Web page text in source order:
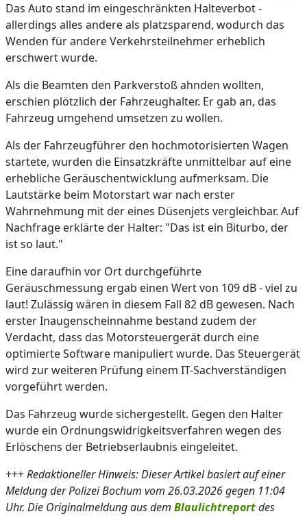
Das Auto stand im eingeschränkten Halteverbot -
allerdings alles andere als platzsparend, wodurch das
Wenden für andere Verkehrsteilnehmer erheblich
erschwert wurde.
Als die Beamten den Parkverstoß ahnden wollten,
erschien plötzlich der Fahrzeughalter. Er gab an, das
Fahrzeug umgehend umsetzen zu wollen.
Als der Fahrzeugführer den hochmotorisierten Wagen
startete, wurden die Einsatzkräfte unmittelbar auf eine
erhebliche Geräuschentwicklung aufmerksam. Die
Lautstärke beim Motorstart war nach erster
Wahrnehmung mit der eines Düsenjets vergleichbar. Auf
Nachfrage erklärte der Halter: "Das ist ein Biturbo, der
ist so laut."
Eine daraufhin vor Ort durchgeführte
Geräuschmessung ergab einen Wert von 109 dB - viel zu
laut! Zulässig wären in diesem Fall 82 dB gewesen. Nach
erster Inaugenscheinnahme bestand zudem der
Verdacht, dass das Motorsteuergerät durch eine
optimierte Software manipuliert wurde. Das Steuergerät
wird zur weiteren Prüfung einem IT-Sachverständigen
vorgeführt werden.
Das Fahrzeug wurde sichergestellt. Gegen den Halter
wurde ein Ordnungswidrigkeitsverfahren wegen des
Erlöschens der Betriebserlaubnis eingeleitet.
+++Redaktioneller Hinweis: Dieser Artikel basiert auf einer
Meldung der Polizei Bochum vom 26.03.2026 gegen 11:04
Uhr. Die Originalmeldung aus dem Blaulichtreportdes